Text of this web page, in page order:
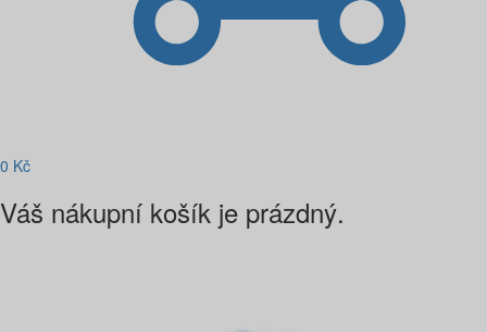
0 Kč
Váš nákupní košík je prázdný.